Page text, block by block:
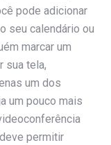
pode adicionar
seu calendário ou
marcar um
sua tela,
um dos
um pouco mais
permitir